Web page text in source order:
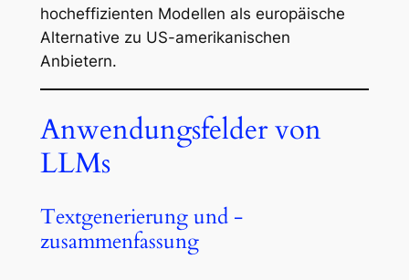
hocheffizienten Modellen als europäische
Alternative zu US-amerikanischen
Anbietern.
Anwendungsfelder von
LLMs
Textgenerierung und -
zusammenfassung